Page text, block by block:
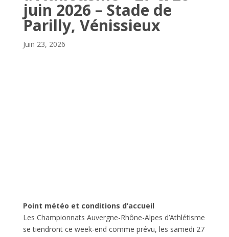
juin 2026 – Stade de
Parilly, Vénissieux
Juin 23, 2026
Point météo et conditions d’accueil
Les Championnats Auvergne-Rhône-Alpes d’Athlétisme
se tiendront ce week-end comme prévu, les samedi 27